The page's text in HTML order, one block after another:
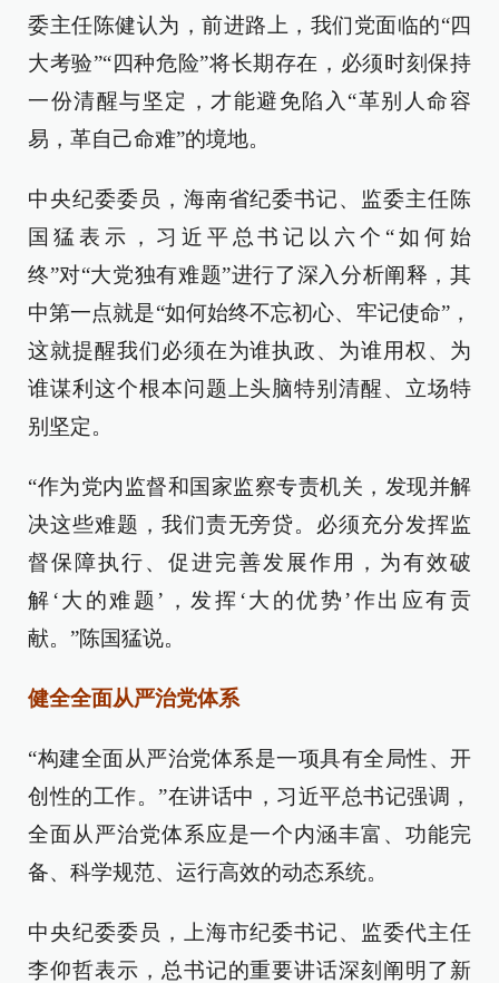
委主任陈健认为，前进路上，我们党面临的“四
大考验”“四种危险”将长期存在，必须时刻保持
一份清醒与坚定，才能避免陷入“革别人命容
易，革自己命难”的境地。
中央纪委委员，海南省纪委书记、监委主任陈
国猛表示，习近平总书记以六个“如何始
终”对“大党独有难题”进行了深入分析阐释，其
中第一点就是“如何始终不忘初心、牢记使命”，
这就提醒我们必须在为谁执政、为谁用权、为
谁谋利这个根本问题上头脑特别清醒、立场特
别坚定。
“作为党内监督和国家监察专责机关，发现并解
决这些难题，我们责无旁贷。必须充分发挥监
督保障执行、促进完善发展作用，为有效破
解‘大的难题’，发挥‘大的优势’作出应有贡
献。”陈国猛说。
健全全面从严治党体系
“构建全面从严治党体系是一项具有全局性、开
创性的工作。”在讲话中，习近平总书记强调，
全面从严治党体系应是一个内涵丰富、功能完
备、科学规范、运行高效的动态系统。
中央纪委委员，上海市纪委书记、监委代主任
李仰哲表示，总书记的重要讲话深刻阐明了新